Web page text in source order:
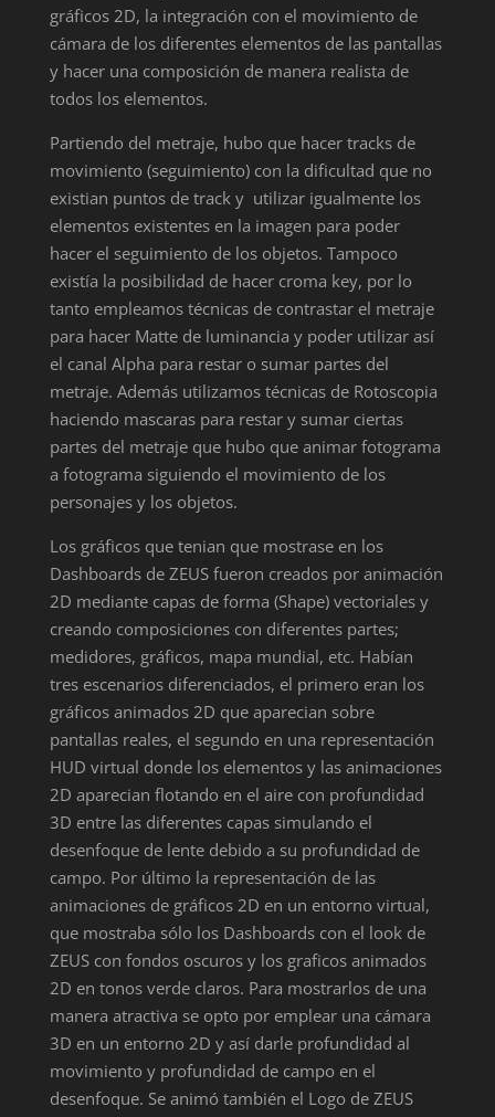
gráficos 2D, la integración con el movimiento de
cámara de los diferentes elementos de las pantallas
y hacer una composición de manera realista de
todos los elementos.
Partiendo del metraje, hubo que hacer tracks de
movimiento (seguimiento) con la dificultad que no
existian puntos de track y utilizar igualmente los
elementos existentes en la imagen para poder
hacer el seguimiento de los objetos. Tampoco
existía la posibilidad de hacer croma key, por lo
tanto empleamos técnicas de contrastar el metraje
para hacer Matte de luminancia y poder utilizar así
el canal Alpha para restar o sumar partes del
metraje. Además utilizamos técnicas de Rotoscopia
haciendo mascaras para restar y sumar ciertas
partes del metraje que hubo que animar fotograma
a fotograma siguiendo el movimiento de los
personajes y los objetos.
Los gráficos que tenian que mostrase en los
Dashboards de ZEUS fueron creados por animación
2D mediante capas de forma (Shape) vectoriales y
creando composiciones con diferentes partes;
medidores, gráficos, mapa mundial, etc. Habían
tres escenarios diferenciados, el primero eran los
gráficos animados 2D que aparecian sobre
pantallas reales, el segundo en una representación
HUD virtual donde los elementos y las animaciones
2D aparecian flotando en el aire con profundidad
3D entre las diferentes capas simulando el
desenfoque de lente debido a su profundidad de
campo. Por último la representación de las
animaciones de gráficos 2D en un entorno virtual,
que mostraba sólo los Dashboards con el look de
ZEUS con fondos oscuros y los graficos animados
2D en tonos verde claros. Para mostrarlos de una
manera atractiva se opto por emplear una cámara
3D en un entorno 2D y así darle profundidad al
movimiento y profundidad de campo en el
desenfoque. Se animó también el Logo de ZEUS